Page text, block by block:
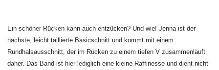
Ein schöner Rücken kann auch entzücken? Und wie! Jenna ist der
nächste, leicht taillierte Basicschnitt und kommt mit einem
Rundhalsausschnitt, der im Rücken zu einem tiefen V zusammenläuft
daher. Das Band ist hier lediglich eine kleine Raffinesse und dient nicht